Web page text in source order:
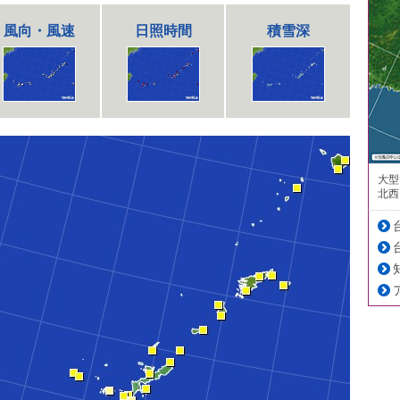
風向・風速 日照時間 積雪深
大
北